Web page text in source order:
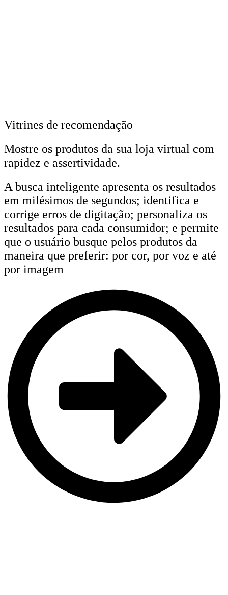
Vitrines de recomendação
Mostre os produtos da sua loja virtual com
rapidez e assertividade.
A busca inteligente apresenta os resultados
em milésimos de segundos; identifica e
corrige erros de digitação; personaliza os
resultados para cada consumidor; e permite
que o usuário busque pelos produtos da
maneira que preferir: por cor, por voz e até
por imagem